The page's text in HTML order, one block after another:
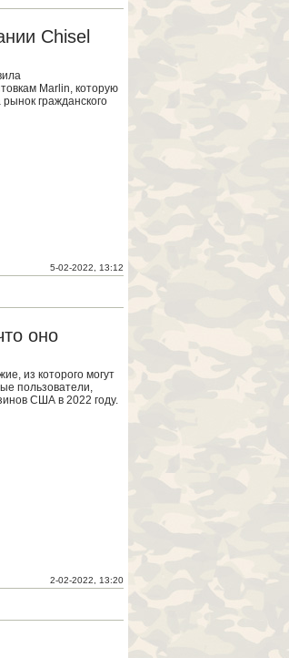
5-02-2022, 13:12
Chisel
Marlin, которую
гражданского
2-02-2022, 13:20
оно
из которого могут
пользователи,
США в 2022 году.